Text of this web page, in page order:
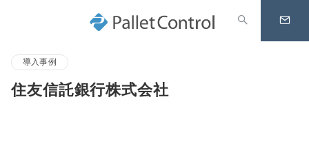
導入事例
住友信託銀行株式会社